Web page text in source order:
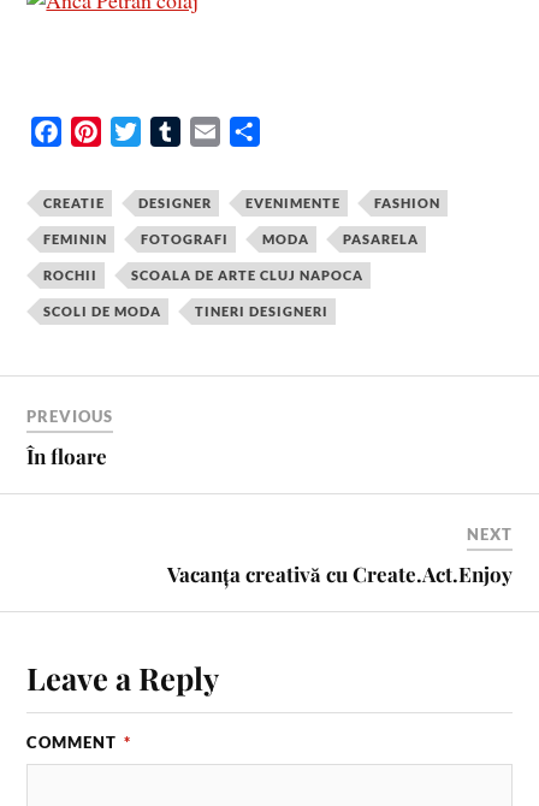
c
e
b
o
o
n
t
e
e
t
i
t
t
e
r
m
b
l
r
i
l
a
r
e
CREATIE DESIGNER EVENIMENTE FASHION
FEMININ FOTOGRAFI MODA PASARELA
ROCHII SCOALA DE ARTE CLUJ NAPOCA
SCOLI DE MODA TINERI DESIGNERI
PREVIOUS
În floare
NEXT
Vacanța creativă cu Create.Act.Enjoy
Leave a Reply
COMMENT *